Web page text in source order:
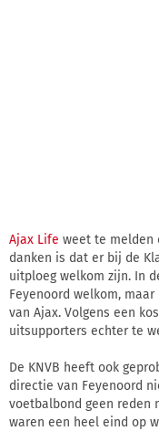
Ajax Life weet te melden
danken is dat er bij de
uitploeg welkom zijn. In
Feyenoord welkom,
van Ajax. Volgens een
uitsupporters echter te
De KNVB heeft ook
directie van Feyenoord
voetbalbond geen reden
waren een heel eind op